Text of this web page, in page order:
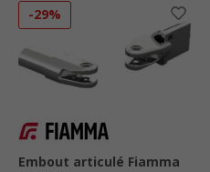
-29%
Embout articulé Fiamma